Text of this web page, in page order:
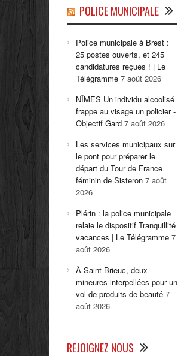
POLICE MUNICIPALE
Police municipale à Brest :
25 postes ouverts, et 245
candidatures reçues ! | Le
Télégramme 7 août 2026
NÎMES Un individu alcoolisé
frappe au visage un policier -
Objectif Gard 7 août 2026
Les services municipaux sur
le pont pour préparer le
départ du Tour de France
féminin de Sisteron 7 août
2026
Plérin : la police municipale
relaie le dispositif Tranquillité
vacances | Le Télégramme 7
août 2026
À Saint-Brieuc, deux
mineures interpellées pour un
vol de produits de beauté 7
août 2026
REJOIGNEZ NOUS